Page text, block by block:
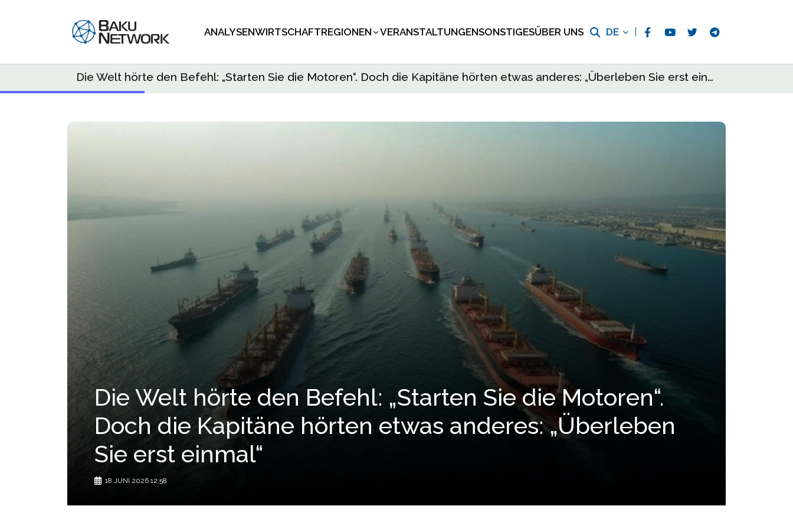
ANALYSENWIRTSCHAFTREGIONEN VERANSTALTUNGENSONSTIGESÜBER UNS DE
Die Welt hörte den Befehl: „Starten Sie die Motoren“. Doch die Kapitäne hörten etwas anderes: „Überleben Sie erst einmal“
Die Welt hörte den Befehl: „Starten Sie die Motoren“.
Doch die Kapitäne hörten etwas anderes: „Überleben
Sie erst einmal“
18 JUNI 2026 12:58